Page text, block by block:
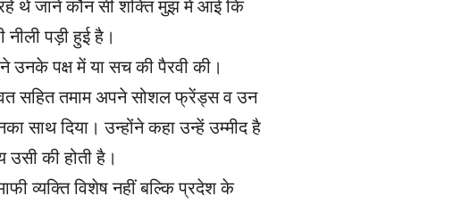
थे जाने कौन सी शक्ति मुझ में आई कि
पड़ी हुई है।
उनके पक्ष में या सच की पैरवी की।
सहित तमाम अपने सोशल फ्रेंड्स व उन
साथ दिया। उन्होंने कहा उन्हें उम्मीद है
की होती है।
व्यक्ति विशेष नहीं बल्कि प्रदेश के